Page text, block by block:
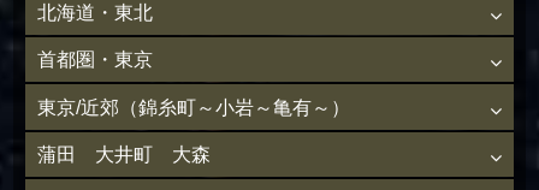
北海道・東北
首都圏・東京
東京/近郊（錦糸町～小岩～亀有～）
蒲田 大井町 大森